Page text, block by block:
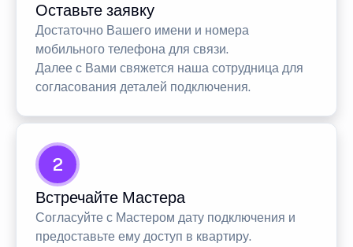
Оставьте заявку
Достаточно Вашего имени и номера
мобильного телефона для связи.
Далее с Вами свяжется наша сотрудница для
согласования деталей подключения.
2
Встречайте Мастера
Согласуйте с Мастером дату подключения и
предоставьте ему доступ в квартиру.